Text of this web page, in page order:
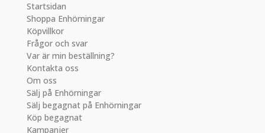
Startsidan
Shoppa Enhörningar
Köpvillkor
Frågor och svar
Var är min beställning?
Kontakta oss
Om oss
Sälj på Enhörningar
Sälj begagnat på Enhörningar
Köp begagnat
Kampanjer